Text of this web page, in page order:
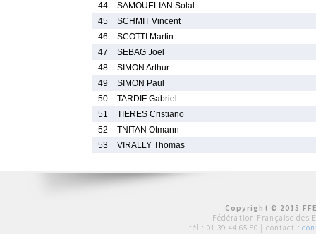
44
SAMOUELIAN Solal
45
SCHMIT Vincent
46
SCOTTI Martin
47
SEBAG Joel
48
SIMON Arthur
49
SIMON Paul
50
TARDIF Gabriel
51
TIERES Cristiano
52
TNITAN Otmann
53
VIRALLY Thomas
Copyright © 2015
Fédération Française des
tél : 01 39 44 65 80 | contact :